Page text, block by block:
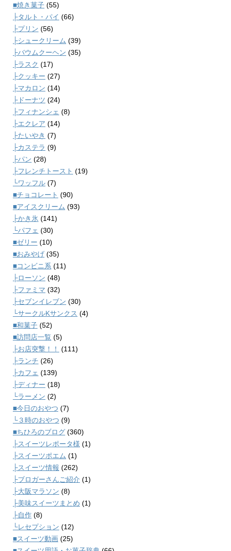
■焼き菓子 (55)
├タルト・パイ (66)
├プリン (56)
├シュークリーム (39)
├バウムクーヘン (35)
├ラスク (17)
├クッキー (27)
├マカロン (14)
├ドーナツ (24)
├フィナンシェ (8)
├エクレア (14)
├たいやき (7)
├カステラ (9)
├パン (28)
├フレンチトースト (19)
└ワッフル (7)
■チョコレート (90)
■アイスクリーム (93)
├かき氷 (141)
└パフェ (30)
■ゼリー (10)
■おみやげ (35)
■コンビニ系 (11)
├ローソン (48)
├ファミマ (32)
├セブンイレブン (30)
└サークルKサンクス (4)
■和菓子 (52)
■訪問店一覧 (5)
├お店突撃！！
(111)
├ランチ (26)
├カフェ (139)
├ディナー (18)
└ラーメン (2)
■今日のおやつ (7)
└３時のおやつ (9)
■ちひろのブログ (360)
├スイーツレポータ様 (1)
├スイーツポエム (1)
├スイーツ情報 (262)
├ブロガーさんご紹介 (1)
├大阪マラソン (8)
├美味スイーツまとめ (1)
├自作 (8)
└レセプション (12)
■スイーツ動画 (25)